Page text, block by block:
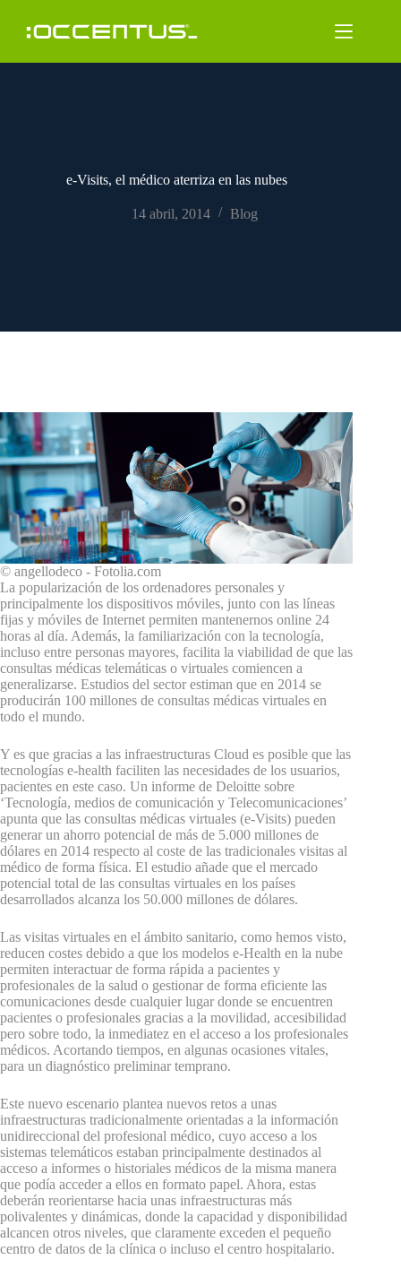
contenido
e-Visits, el médico aterriza en las nubes
14 abril, 2014 Blog
© angellodeco - Fotolia.com
La popularización de los ordenadores personales y
principalmente los dispositivos móviles, junto con las líneas
fijas y móviles de Internet permiten mantenernos online 24
horas al día. Además, la familiarización con la tecnología,
incluso entre personas mayores, facilita la viabilidad de que las
consultas médicas telemáticas o virtuales comiencen a
generalizarse. Estudios del sector estiman que en 2014 se
producirán 100 millones de consultas médicas virtuales en
todo el mundo.
Y es que gracias a las infraestructuras Cloud es posible que las
tecnologías e-health faciliten las necesidades de los usuarios,
pacientes en este caso. Un informe de Deloitte sobre
‘Tecnología, medios de comunicación y Telecomunicaciones’
apunta que las consultas médicas virtuales (e-Visits) pueden
generar un ahorro potencial de más de 5.000 millones de
dólares en 2014 respecto al coste de las tradicionales visitas al
médico de forma física. El estudio añade que el mercado
potencial total de las consultas virtuales en los países
desarrollados alcanza los 50.000 millones de dólares.
Las visitas virtuales en el ámbito sanitario, como hemos visto,
reducen costes debido a que los modelos e-Health en la nube
permiten interactuar de forma rápida a pacientes y
profesionales de la salud o gestionar de forma eficiente las
comunicaciones desde cualquier lugar donde se encuentren
pacientes o profesionales gracias a la movilidad, accesibilidad
pero sobre todo, la inmediatez en el acceso a los profesionales
médicos. Acortando tiempos, en algunas ocasiones vitales,
para un diagnóstico preliminar temprano.
Este nuevo escenario plantea nuevos retos a unas
infraestructuras tradicionalmente orientadas a la información
unidireccional del profesional médico, cuyo acceso a los
sistemas telemáticos estaban principalmente destinados al
acceso a informes o historiales médicos de la misma manera
que podía acceder a ellos en formato papel. Ahora, estas
deberán reorientarse hacia unas infraestructuras más
polivalentes y dinámicas, donde la capacidad y disponibilidad
alcancen otros niveles, que claramente exceden el pequeño
centro de datos de la clínica o incluso el centro hospitalario.